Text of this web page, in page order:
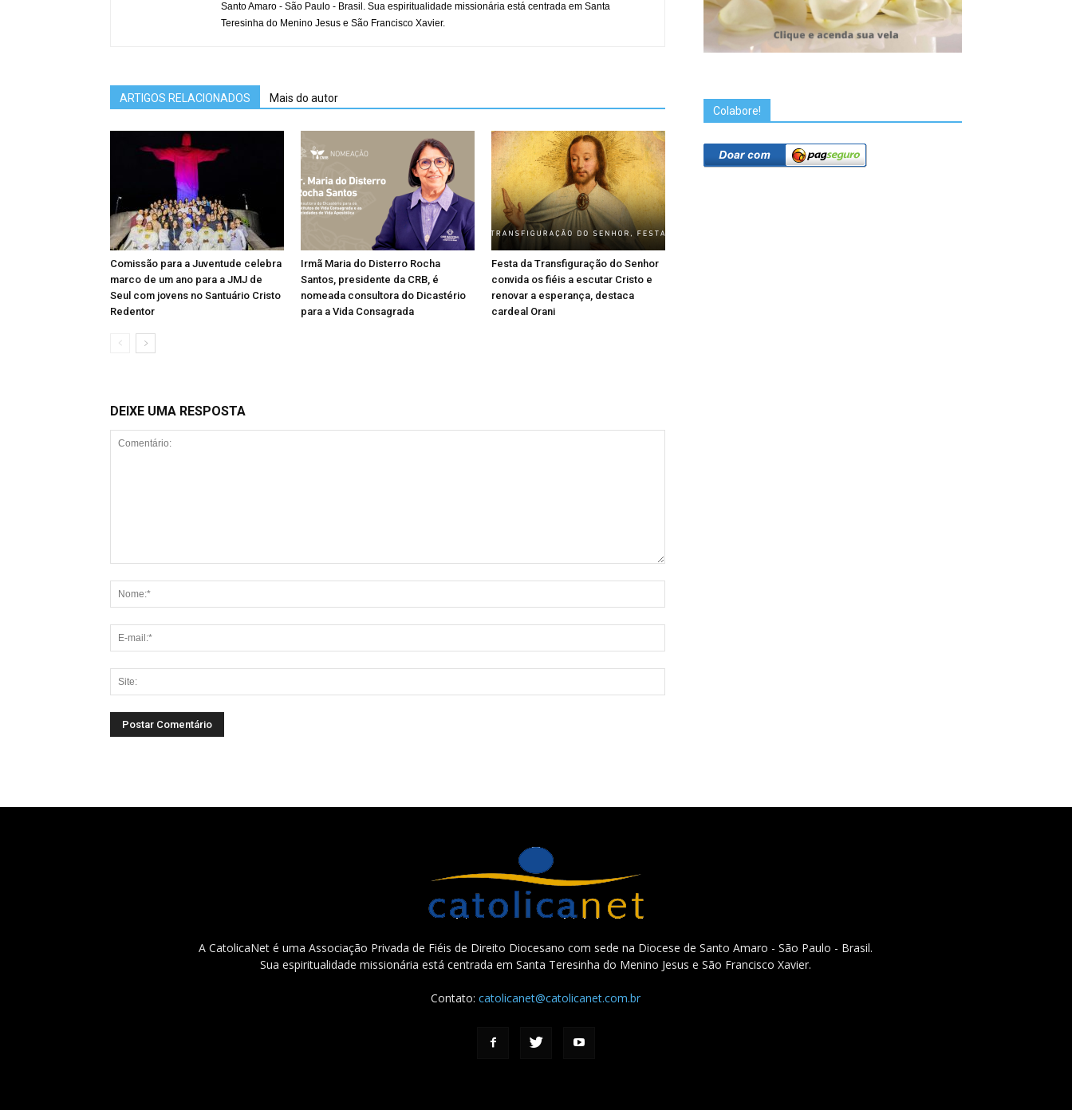
Santo Amaro - São Paulo - Brasil. Sua espiritualidade missionária está centrada em Santa
Teresinha do Menino Jesus e São Francisco Xavier.
ARTIGOS RELACIONADOS Mais do autor
Comissão para a Juventude celebra
marco de um ano para a JMJ de
Seul com jovens no Santuário Cristo
Redentor
Irmã Maria do Disterro Rocha
Santos, presidente da CRB, é
nomeada consultora do Dicastério
para a Vida Consagrada
Festa da Transfiguração do Senhor
convida os fiéis a escutar Cristo e
renovar a esperança, destaca
cardeal Orani
DEIXE UMA RESPOSTA
Colabore!
A CatolicaNet é uma Associação Privada de Fiéis de Direito Diocesano com sede na Diocese de Santo Amaro - São Paulo - Brasil.
Sua espiritualidade missionária está centrada em Santa Teresinha do Menino Jesus e São Francisco Xavier.
Contato:catolicanet@catolicanet.com.br